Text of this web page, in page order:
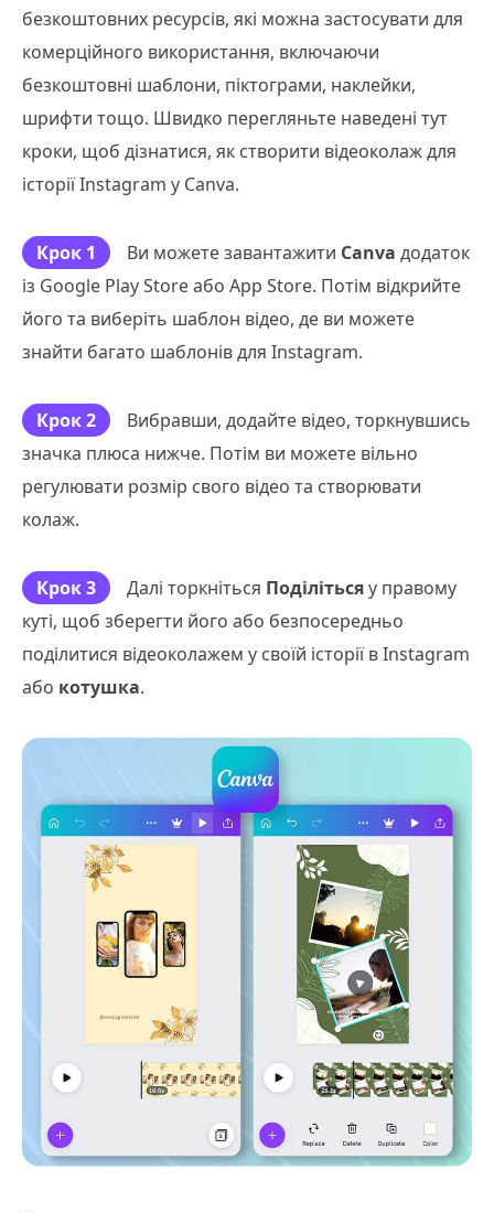
безкоштовних ресурсів, які можна застосувати для
комерційного використання, включаючи
безкоштовні шаблони, піктограми, наклейки,
шрифти тощо. Швидко перегляньте наведені тут
кроки, щоб дізнатися, як створити відеоколаж для
історії Instagram у Canva.
Крок 1 Ви можете завантажити Canva додаток
із Google Play Store або App Store. Потім відкрийте
його та виберіть шаблон відео, де ви можете
знайти багато шаблонів для Instagram.
Крок 2
Вибравши, додайте відео, торкнувшись
значка плюса нижче. Потім ви можете вільно
регулювати розмір свого відео та створювати
колаж.
Крок 3 Далі торкніться Поділітьсяу правому
куті, щоб зберегти його або безпосередньо
поділитися відеоколажем у своїй історії в Instagram
або котушка.